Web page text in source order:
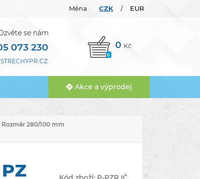
CZK / EUR
Měna
se nám
073 230
0
0 Kč
Akce a výprodej
Rozměr 280/100 mm